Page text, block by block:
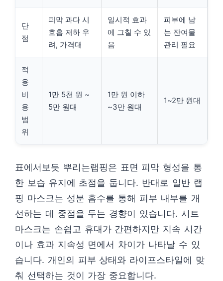
단
점
피막 과다 시
호흡 저하 우
려, 가격대
일시적 효과
에 그칠 수 있
음
피부에 남
는 잔여물
관리 필요
적
용
비
용
범
위
1만 5천 원 ~
5만 원대
1만 원 이하
~3만 원대
1~2만 원대
표에서보듯 뿌리는랩핑은 표면 피막 형성을 통
한 보습 유지에 초점을 둡니다. 반대로 일반 랩
핑 마스크는 성분 흡수를 통해 피부 내부를 개
선하는 데 중점을 두는 경향이 있습니다. 시트
마스크는 손쉽고 휴대가 간편하지만 지속 시간
이나 효과 지속성 면에서 차이가 나타날 수 있
습니다. 개인의 피부 상태와 라이프스타일에 맞
춰 선택하는 것이 가장 중요합니다.